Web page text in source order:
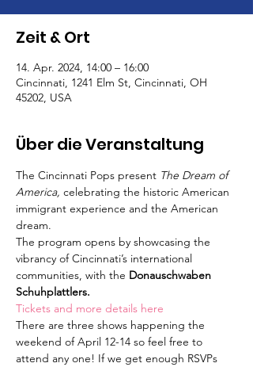
Zeit & Ort
14. Apr. 2024, 14:00 – 16:00
Cincinnati, 1241 Elm St, Cincinnati, OH
45202, USA
Über die Veranstaltung
The Cincinnati Pops present The Dream of
America, celebrating the historic American
immigrant experience and the American
dream.
The program opens by showcasing the
vibrancy of Cincinnati’s international
communities, with the Donauschwaben
Schuhplattlers.
Tickets and more details here
There are three shows happening the
weekend of April 12-14 so feel free to
attend any one! If we get enough RSVPs